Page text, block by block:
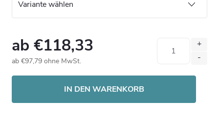
ab €118,33
ab €97,79 ohne MwSt.
IN DEN WARENKORB